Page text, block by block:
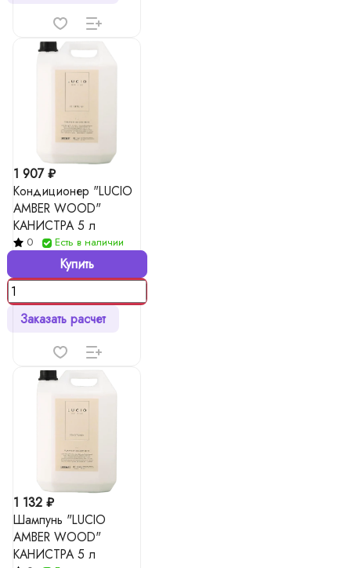
1 907 ₽
Кондиционер "LUCIO
AMBER WOOD"
КАНИСТРА 5 л
0 Есть в наличии
Купить
Заказать расчет
1 132 ₽
Шампунь "LUCIO
AMBER WOOD"
КАНИСТРА 5 л